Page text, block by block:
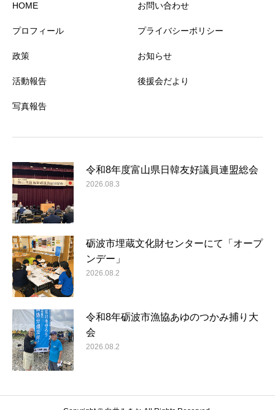
HOME
プロフィール
政策
活動報告
写真報告
お問い合わせ
プライバシーポリシー
お知らせ
後援会だより
令和8年度富山県日韓友好議員連盟総会
2026.08.3
砺波市埋蔵文化財センターにて「オープ
ンデー」
2026.08.2
令和8年砺波市漁協あゆのつかみ捕り大
会
2026.08.2